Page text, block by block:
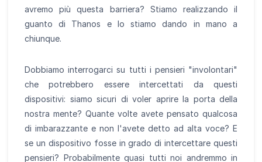
avremo più questa barriera? Stiamo realizzando il
guanto di Thanos e lo stiamo dando in mano a
chiunque.
Dobbiamo interrogarci su tutti i pensieri "involontari"
che potrebbero essere intercettati da questi
dispositivi: siamo sicuri di voler aprire la porta della
nostra mente? Quante volte avete pensato qualcosa
di imbarazzante e non l'avete detto ad alta voce? E
se un dispositivo fosse in grado di intercettare questi
pensieri? Probabilmente quasi tutti noi andremmo in